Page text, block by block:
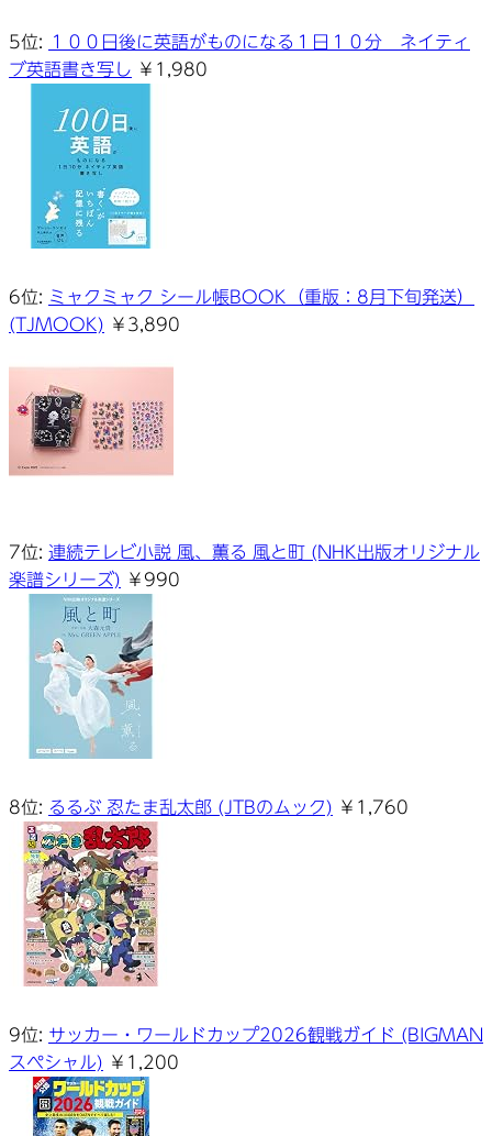
5位:
１００日後に英語がものになる１日１０分 ネイティ
ブ英語書き写し ￥1,980
6位: ミャクミャク シール帳BOOK（重版：8月下旬発送）
(TJMOOK) ￥3,890
7位: 連続テレビ小説 風、薫る 風と町 (NHK出版オリジナル
楽譜シリーズ) ￥990
8位: るるぶ 忍たま乱太郎 (JTBのムック) ￥1,760
9位: サッカー・ワールドカップ2026観戦ガイド (BIGMAN
スペシャル) ￥1,200